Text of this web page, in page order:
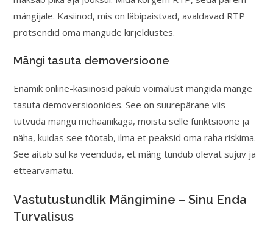
mängijale. Kasiinod, mis on läbipaistvad, avaldavad RTP
protsendid oma mängude kirjeldustes.
Mängi tasuta demoversioone
Enamik online-kasiinosid pakub võimalust mängida mänge
tasuta demoversioonides. See on suurepärane viis
tutvuda mängu mehaanikaga, mõista selle funktsioone ja
näha, kuidas see töötab, ilma et peaksid oma raha riskima.
See aitab sul ka veenduda, et mäng tundub olevat sujuv ja
ettearvamatu.
Vastutustundlik Mängimine – Sinu Enda
Turvalisus